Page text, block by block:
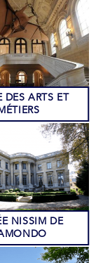
DES ARTS ET
NISSIM DE